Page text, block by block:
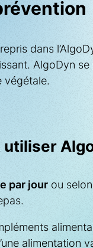
dans
AlgoDyn se
végétale.
utiliser
par jour ou
alimentation